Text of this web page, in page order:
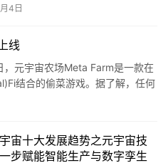
4日
线
元宇宙农场Meta Farm是一款在
结合的偷菜游戏。据了解，任何
生态…
宙十大发展趋势之元宇宙技
步赋能智能生产与数字孪生